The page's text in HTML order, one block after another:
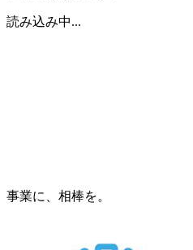
読み込み中...
事業に、相棒を。